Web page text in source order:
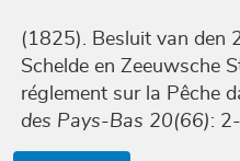
(1825). Besluit van den
Schelde en Zeeuwsche
réglement sur la Pêche
des Pays-Bas 20(66):